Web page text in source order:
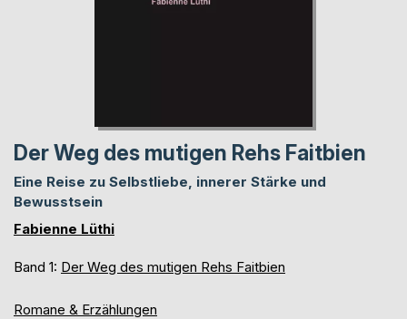
Der Weg des mutigen Rehs Faitbien
Eine Reise zu Selbstliebe, innerer Stärke und
Bewusstsein
Fabienne Lüthi
Band 1: Der Weg des mutigen Rehs Faitbien
Romane & Erzählungen